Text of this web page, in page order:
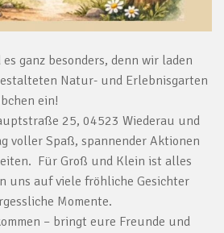
ganz besonders, denn wir laden
Natur- und Erlebnisgarten
ein!
25, 04523 Wiederau und
voller Spaß, spannender Aktionen
Für Groß und Klein ist alles
uns auf viele fröhliche Gesichter
Momente.
– bringt eure Freunde und